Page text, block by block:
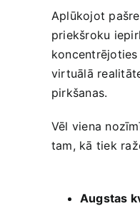
Aplūkojot
priekšroku
virtuālā
pirkšanas.
Vēl viena
tam, kā tiek
Augstas⁢